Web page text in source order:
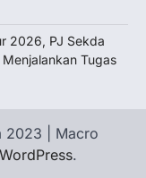
2026, PJ Sekda
Tugas
2023 | Macro
WordPress.